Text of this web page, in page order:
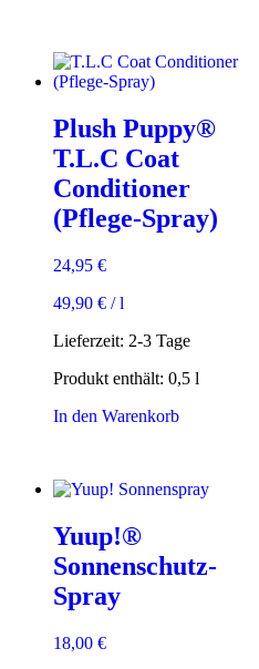
Plush Puppy®
T.L.C Coat
Conditioner
(Pflege-Spray)
24,95 €
49,90 € /l
Lieferzeit: 2-3 Tage
Produkt enthält: 0,5 l
In den Warenkorb
Yuup!®
Sonnenschutz-
Spray
18,00 €